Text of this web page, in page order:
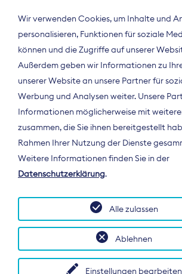
Der Bundesverband
Zeitungsverleger (BDZV) vertritt als
Spitzenorganisation die Interessen
Deutschland und auf EU-Ebene.
Wir verwenden Cookies, um Inhalte und
personalisieren, Funktionen für soziale
können und die Zugriffe auf unserer
Außerdem geben wir Informationen zu
unserer Website an unsere Partner für
Werbung und Analysen weiter. Unsere
Informationen möglicherweise mit
zusammen, die Sie ihnen bereitgestellt
Rahmen Ihrer Nutzung der Dienste
Weitere Informationen finden Sie in der
Datenschutzerklärung.
Einstellungen bearbeiten
Ablehnen
Alle zulassen